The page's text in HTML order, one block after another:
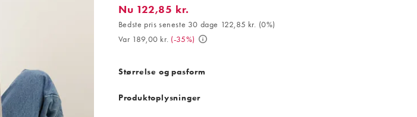
Nu 122,85 kr.. Bedste pris seneste 30 dage 122,85 kr. (0%). Var 189,00
Nu 122,85 kr.
Bedste pris seneste 30 dage 122,85 kr. (0%)
Var 189,00 kr. (-35%)
Størrelse og pasform
Produktoplysninger